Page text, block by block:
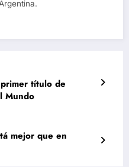
título de
Mundo
mejor que en